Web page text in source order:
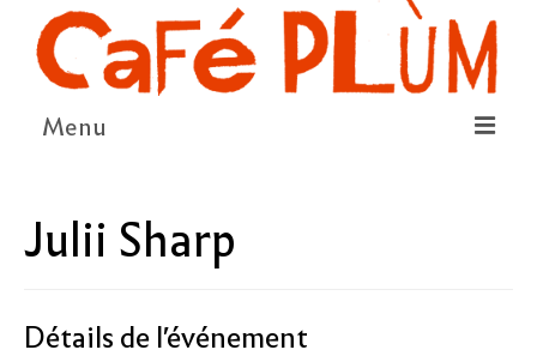
Menu
LA COOPÉRATIVE & L’ASSO
NOUS SOUTENIR
Julii Sharp
Détails de l'événement